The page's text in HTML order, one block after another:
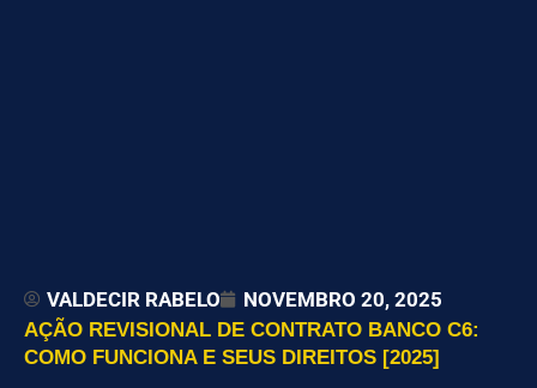
VALDECIR RABELO NOVEMBRO 20, 2025
AÇÃO REVISIONAL DE CONTRATO BANCO C6:
COMO FUNCIONA E SEUS DIREITOS [2025]